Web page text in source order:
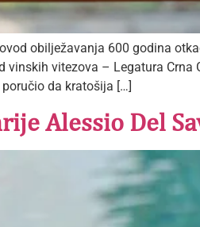
obilježavanja 600 godina
vitezova – Legatura Crna
da kratošija […]
Alessio Del